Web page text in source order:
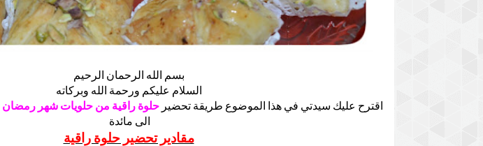
بسم الله الرحمان الرحيم
السلام عليكم ورحمة الله وبركاته
اقترح عليك سيدتي في هذا الموضوع طريقة تحضيرحلوة راقية من حلويات شهر رمضان
الى مائدة
مقادير تحضير حلوة راقية